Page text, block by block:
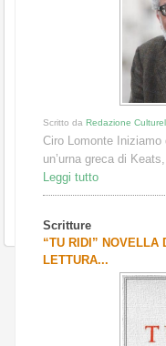
Scritto da Redazione
Ciro Lomonte Iniziamo
un’urna greca di
Leggi tutto
Scritture
“TU RIDI” NOVELLA
LETTURA...